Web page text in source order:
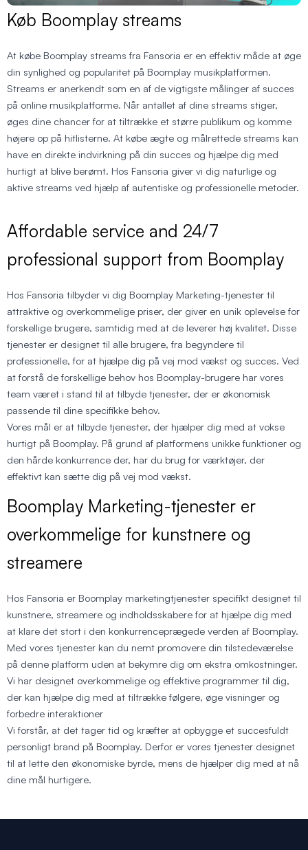
Køb Boomplay streams
At købe Boomplay streams fra Fansoria er en effektiv måde at øge
din synlighed og popularitet på Boomplay musikplatformen.
Streams er anerkendt som en af de vigtigste målinger af succes
på online musikplatforme. Når antallet af dine streams stiger,
øges dine chancer for at tiltrække et større publikum og komme
højere op på hitlisterne. At købe ægte og målrettede streams kan
have en direkte indvirkning på din succes og hjælpe dig med
hurtigt at blive berømt. Hos Fansoria giver vi dig naturlige og
aktive streams ved hjælp af autentiske og professionelle metoder.
Affordable service and 24/7
professional support from Boomplay
Hos Fansoria tilbyder vi dig Boomplay Marketing-tjenester til
attraktive og overkommelige priser, der giver en unik oplevelse for
forskellige brugere, samtidig med at de leverer høj kvalitet. Disse
tjenester er designet til alle brugere, fra begyndere til
professionelle, for at hjælpe dig på vej mod vækst og succes. Ved
at forstå de forskellige behov hos Boomplay-brugere har vores
team været i stand til at tilbyde tjenester, der er økonomisk
passende til dine specifikke behov.
Vores mål er at tilbyde tjenester, der hjælper dig med at vokse
hurtigt på Boomplay. På grund af platformens unikke funktioner og
den hårde konkurrence der, har du brug for værktøjer, der
effektivt kan sætte dig på vej mod vækst.
Boomplay Marketing-tjenester er
overkommelige for kunstnere og
streamere
Hos Fansoria er Boomplay marketingtjenester specifikt designet til
kunstnere, streamere og indholdsskabere for at hjælpe dig med
at klare det stort i den konkurrenceprægede verden af Boomplay.
Med vores tjenester kan du nemt promovere din tilstedeværelse
på denne platform uden at bekymre dig om ekstra omkostninger.
Vi har designet overkommelige og effektive programmer til dig,
der kan hjælpe dig med at tiltrække følgere, øge visninger og
forbedre interaktioner
Vi forstår, at det tager tid og kræfter at opbygge et succesfuldt
personligt brand på Boomplay. Derfor er vores tjenester designet
til at lette den økonomiske byrde, mens de hjælper dig med at nå
dine mål hurtigere.